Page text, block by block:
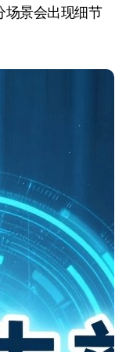
场景会出现细节